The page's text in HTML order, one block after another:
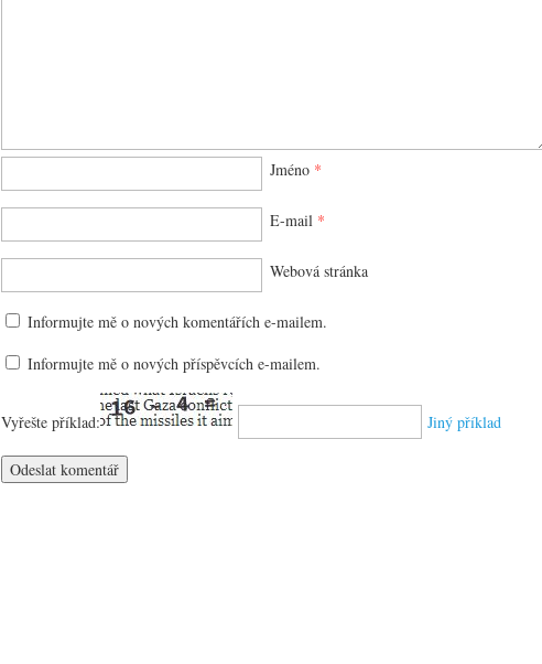
Jméno *
E-mail *
Webová stránka
Informujte mě o nových komentářích e-mailem.
Informujte mě o nových příspěvcích e-mailem.
Vyřešte příklad: Jiný příklad